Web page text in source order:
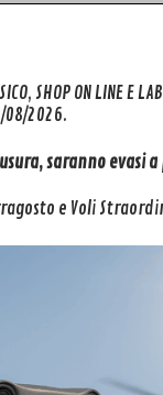
in 4K
SHOP ON LINE E
2026.
saranno evasi
e Voli